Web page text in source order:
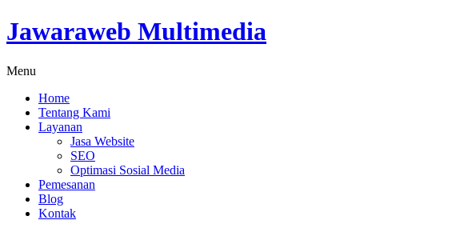
Jawaraweb Multimedia
Menu
Home
Tentang Kami
Layanan
Jasa Website
SEO
Optimasi Sosial Media
Pemesanan
Blog
Kontak